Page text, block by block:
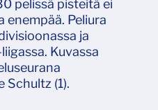
pelissä pisteitä ei
Peliura
ja
Kuvassa
Schultz (1).